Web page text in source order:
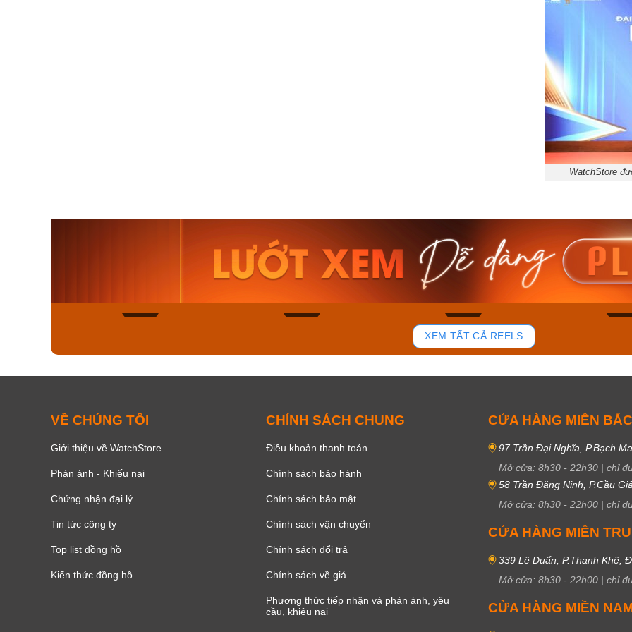
WatchStore
Casio Nam MTS-
115D-1AVDF
2.823.000₫
2.399.550₫
Mua ngay
46
Casio Nam MTS-
RS100L-1AVDF
4.276.000₫
3.634.600₫
Casio
230EL-
Mua
XEM TẤT CẢ REELS
VỀ CHÚNG TÔI
Giới thiệu về WatchStore
Phản ánh - Khiếu nại
Chứng nhận đại lý
Tin tức công ty
Top list đồng hồ
Kiến thức đồng hồ
CHÍNH SÁCH CHUNG
Điều khoản thanh toán
Chính sách bảo hành
Chính sách bảo mật
Chính sách vận chuyển
Chính sách đổi trả
Chính sách về giá
Phương thức tiếp nhận và phản ánh, yêu
cầu, khiêu nại
CỬA HÀNG MIỀN BẮC
97 Trần Đại Nghĩa, P.Bạch
Mở cửa: 8h30 - 22h30 | chỉ
58 Trần Đăng Ninh, P.Cầu
Mở cửa: 8h30 - 22h00 | chỉ
CỬA HÀNG MIỀN
339 Lê Duẩn, P.Thanh Khê,
Mở cửa: 8h30 - 22h00 | chỉ
CỬA HÀNG MIỀN